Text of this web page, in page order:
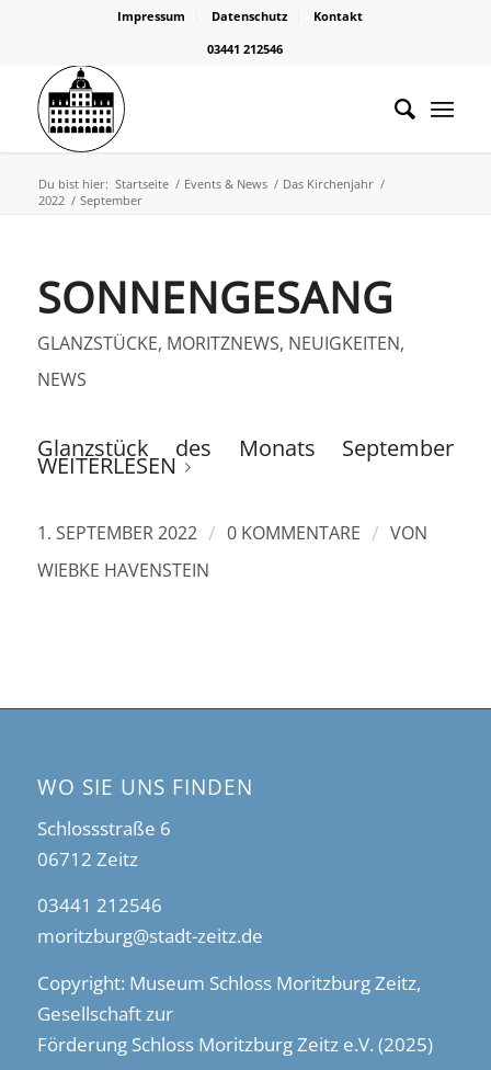
Impressum Datenschutz
Kontakt
03441 212546
Du bist hier: Startseite / Events & News / Das Kirchenjahr /
2022 / September
SONNENGESANG
GLANZSTÜCKE, MORITZNEWS, NEUIGKEITEN,
NEWS
Glanzstück des Monats September
WEITERLESEN
1. SEPTEMBER 2022 / 0 KOMMENTARE / VON
WIEBKE HAVENSTEIN
WO SIE UNS FINDEN
Schlossstraße 6
06712 Zeitz
03441 212546
moritzburg@stadt-zeitz.de
Copyright: Museum Schloss Moritzburg Zeitz,
Gesellschaft zur
Förderung Schloss Moritzburg Zeitz e.V. (2025)